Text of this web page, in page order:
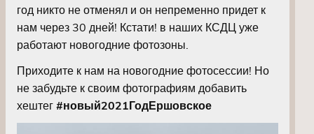
год никто не отменял и он непременно придет к
нам через 30 дней! Кстати! в наших КСДЦ уже
работают новогодние фотозоны.
Приходите к нам на новогодние фотосессии! Но
не забудьте к своим фотографиям добавить
хештег #новый2021ГодЕршовское